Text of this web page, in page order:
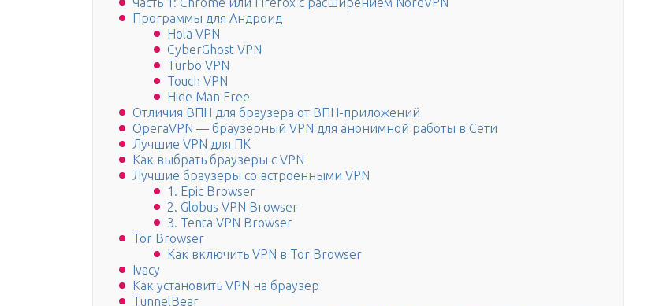
Программы для Андроид
Hola VPN
СyberGhost VPN
Turbo VPN
Touch VPN
Hide Man Free
Отличия ВПН для браузера от ВПН-приложений
OperaVPN — браузерный VPN для анонимной работы в Сети
Лучшие VPN для ПК
Как выбрать браузеры с VPN
Лучшие браузеры со встроенными VPN
1. Epic Browser
2. Globus VPN Browser
3. Tenta VPN Browser
Tor Browser
Как включить VPN в Tor Browser
Ivacy
Как установить VPN на браузер
TunnelBear